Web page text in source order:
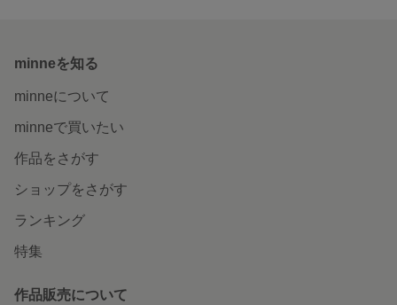
minneを知る
minneについて
minneで買いたい
作品をさがす
ショップをさがす
ランキング
特集
作品販売について